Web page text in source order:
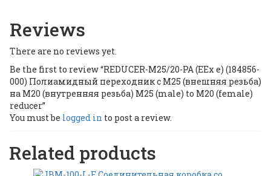
Reviews
There are no reviews yet.
Be the first to review “REDUCER-M25/20-PA (EEx e) (184856-
000) Полиамидный переходник с М25 (внешняя резьба)
на М20 (внутренняя резьба) M25 (male) to M20 (female)
reducer”
You must be logged in to post a review.
Related products